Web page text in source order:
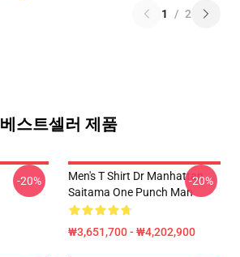
1 / 2
베스트셀러 제품
-20%
Men's T Shirt Dr Manhattan
Saitama One Punch Man
₩3,651,700 - ₩4,202,900
-20%